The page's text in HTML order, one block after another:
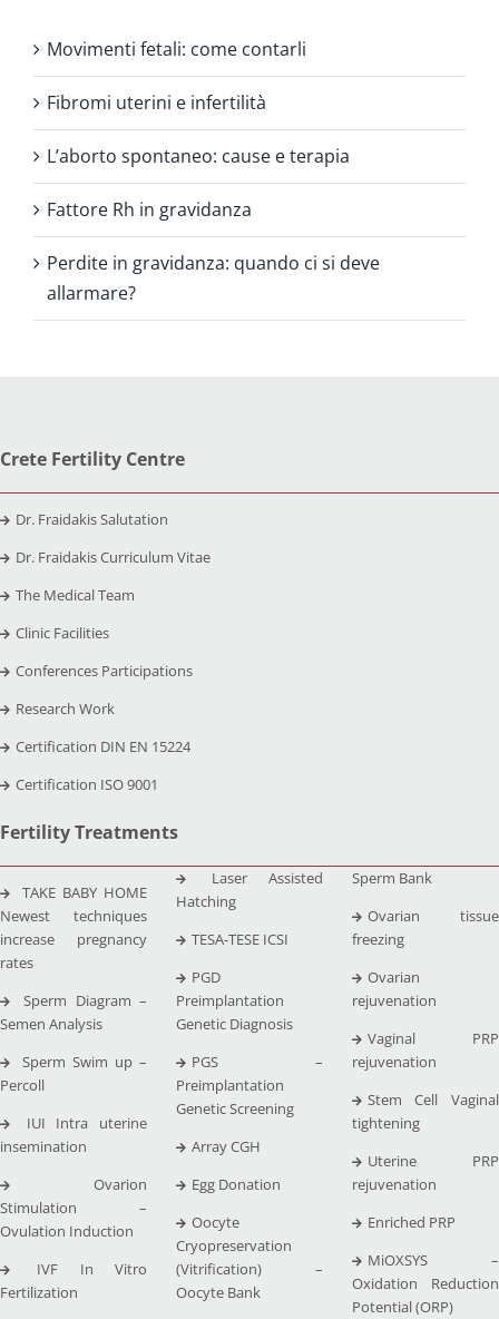
Movimenti fetali: come contarli
Fibromi uterini e infertilità
L’aborto spontaneo: cause e terapia
Fattore Rh in gravidanza
Perdite in gravidanza: quando ci si deve
allarmare?
Crete Fertility Centre
Dr. Fraidakis Salutation
Dr. Fraidakis Curriculum Vitae
The Medical Team
Clinic Facilities
Conferences Participations
Research Work
Certification DIN EN 15224
Certification ISO 9001
Fertility Treatments
TAKE BABY HOME
Newest techniques
increase pregnancy
rates
Sperm Diagram –
Semen Analysis
Sperm Swim up –
Percoll
IUI Intra uterine
insemination
Ovarion
Stimulation –
Ovulation Induction
IVF In Vitro
Fertilization
Laser Assisted
Hatching
TESA-TESE ICSI
PGD
Preimplantation
Genetic Diagnosis
PGS –
Preimplantation
Genetic Screening
Array CGH
Egg Donation
Oocyte
Cryopreservation
(Vitrification) –
Oocyte Bank
Sperm Bank
Ovarian tissue
freezing
Ovarian
rejuvenation
Vaginal PRP
rejuvenation
Stem Cell Vaginal
tightening
Uterine PRP
rejuvenation
Enriched PRP
MiOXSYS –
Oxidation Reduction
Potential (ORP)